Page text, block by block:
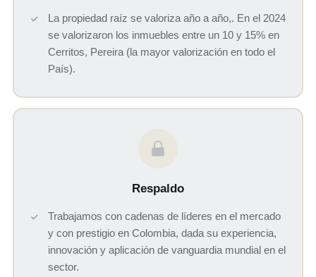
La propiedad raíz se valoriza año a año,. En el 2024
se valorizaron los inmuebles entre un 10 y 15% en
Cerritos, Pereira (la mayor valorización en todo el
País).
Respaldo
Trabajamos con cadenas de líderes en el mercado
y con prestigio en Colombia, dada su experiencia,
innovación y aplicación de vanguardia mundial en el
sector.